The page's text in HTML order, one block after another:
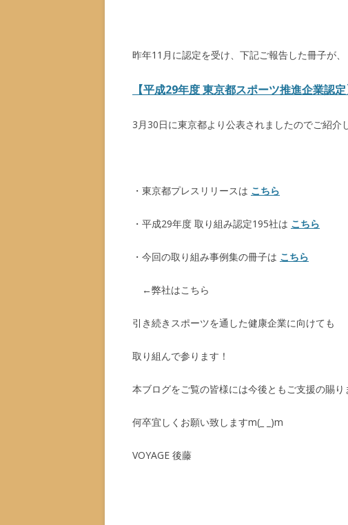
昨年11月に認定を受け、下記ご報告した冊子が、
【平成29年度 東京都スポーツ推進企業認
3月30日に東京都より公表されましたのでご紹介
・東京都プレスリリースは こちら
・平成29年度 取り組み認定195社は こちら
・今回の取り組み事例集の冊子は こちら
←弊社はこちら
引き続きスポーツを通した健康企業に向けても
取り組んで参ります！
本ブログをご覧の皆様には今後ともご支援の賜り
何卒宜しくお願い致しますm(_ _)m
VOYAGE 後藤